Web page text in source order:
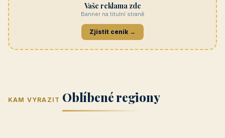
Vaše reklama zde
Banner na titulní straně
Zjistit ceník →
KAM VYRAZIT Oblíbené regiony
(Jihomoravský
kraj)
kraj)
Zlínský kraj Žilinský
Karlovarský
Střední Čechy
(Středočeský